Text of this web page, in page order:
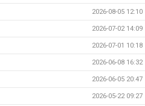
2026-08-05 12:10
2026-07-02 14:09
2026-07-01 10:18
2026-06-08 16:32
2026-06-05 20:47
2026-05-22 09:27